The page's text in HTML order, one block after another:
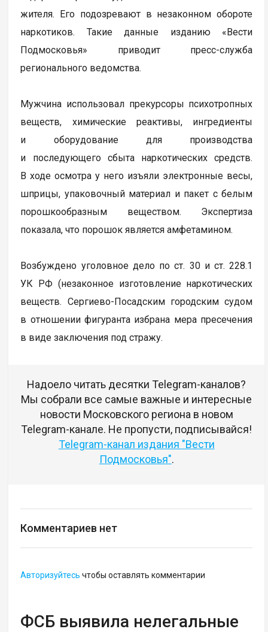
жителя. Его подозревают в незаконном обороте
наркотиков. Такие данные изданию «Вести
Подмосковья» приводит пресс-служба
регионального ведомства.
Мужчина использовал прекурсоры психотропных
веществ, химические реактивы, ингредиенты
и оборудование для производства
и последующего сбыта наркотических средств.
В ходе осмотра у него изъяли электронные весы,
шприцы, упаковочный материал и пакет с белым
порошкообразным веществом. Экспертиза
показала, что порошок является амфетамином.
Возбуждено уголовное дело по ст. 30 и ст. 228.1
УК РФ (незаконное изготовление наркотических
веществ. Сергиево-Посадским городским судом
в отношении фигуранта избрана мера пресечения
в виде заключения под стражу.
Надоело читать десятки Telegram-каналов?
Мы собрали все самые важные и интересные
новости Московского региона в новом
Telegram-канале. Не пропусти, подписывайся!
Telegram-канал издания "Вести
Подмосковья".
Комментариев нет
Авторизуйтесь чтобы оставлять комментарии
ФСБ выявила нелегальные